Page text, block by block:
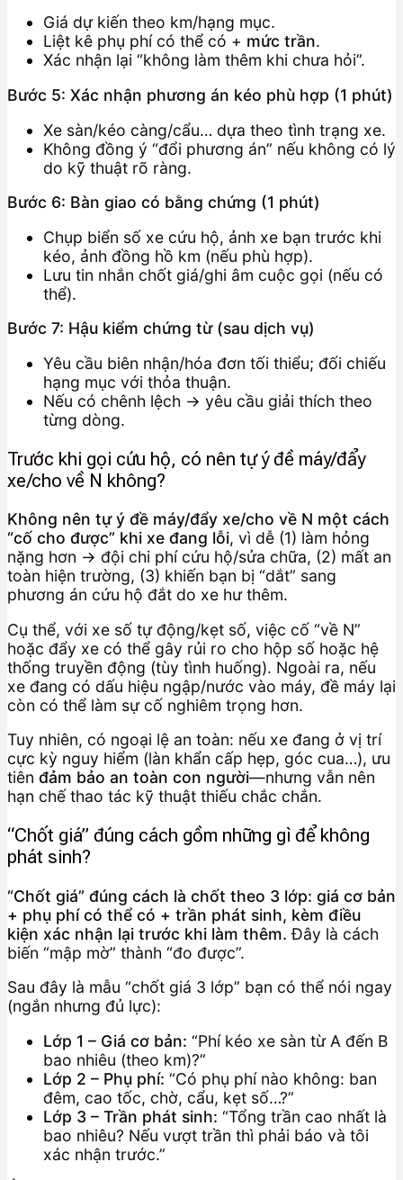
Giá dự kiến theo km/hạng mục.
Liệt kê phụ phí có thể có + mức trần.
Xác nhận lại “không làm thêm khi chưa hỏi”.
Bước 5: Xác nhận phương án kéo phù hợp (1 phút)
Xe sàn/kéo càng/cẩu… dựa theo tình trạng xe.
Không đồng ý “đổi phương án” nếu không có lý
do kỹ thuật rõ ràng.
Bước 6: Bàn giao có bằng chứng (1 phút)
Chụp biển số xe cứu hộ, ảnh xe bạn trước khi
kéo, ảnh đồng hồ km (nếu phù hợp).
Lưu tin nhắn chốt giá/ghi âm cuộc gọi (nếu có
thể).
Bước 7: Hậu kiểm chứng từ (sau dịch vụ)
Yêu cầu biên nhận/hóa đơn tối thiểu; đối chiếu
hạng mục với thỏa thuận.
Nếu có chênh lệch → yêu cầu giải thích theo
từng dòng.
Trước khi gọi cứu hộ, có nên tự ý đề máy/đẩy
xe/cho về N không?
Không nên tự ý đề máy/đẩy xe/cho về N một cách
“cố cho được” khi xe đang lỗi, vì dễ (1) làm hỏng
nặng hơn → đội chi phí cứu hộ/sửa chữa, (2) mất an
toàn hiện trường, (3) khiến bạn bị “dắt” sang
phương án cứu hộ đắt do xe hư thêm.
Cụ thể, với xe số tự động/kẹt số, việc cố “về N”
hoặc đẩy xe có thể gây rủi ro cho hộp số hoặc hệ
thống truyền động (tùy tình huống). Ngoài ra, nếu
xe đang có dấu hiệu ngập/nước vào máy, đề máy lại
còn có thể làm sự cố nghiêm trọng hơn.
Tuy nhiên, có ngoại lệ an toàn: nếu xe đang ở vị trí
cực kỳ nguy hiểm (làn khẩn cấp hẹp, góc cua…), ưu
tiên đảm bảo an toàn con người—nhưng vẫn nên
hạn chế thao tác kỹ thuật thiếu chắc chắn.
“Chốt giá” đúng cách gồm những gì để không
phát sinh?
“Chốt giá” đúng cách là chốt theo 3 lớp: giá cơ bản
+ phụ phí có thể có + trần phát sinh, kèm điều
kiện xác nhận lại trước khi làm thêm. Đây là cách
biến “mập mờ” thành “đo được”.
Sau đây là mẫu “chốt giá 3 lớp” bạn có thể nói ngay
(ngắn nhưng đủ lực):
Lớp 1 – Giá cơ bản: “Phí kéo xe sàn từ A đến B
bao nhiêu (theo km)?”
Lớp 2 – Phụ phí: “Có phụ phí nào không: ban
đêm, cao tốc, chờ, cẩu, kẹt số…?”
Lớp 3 – Trần phát sinh: “Tổng trần cao nhất là
bao nhiêu? Nếu vượt trần thì phải báo và tôi
xác nhận trước.”